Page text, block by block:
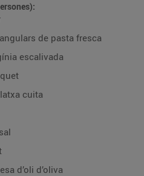
de pasta fresca
escalivada
cuita
d’oli d’oliva